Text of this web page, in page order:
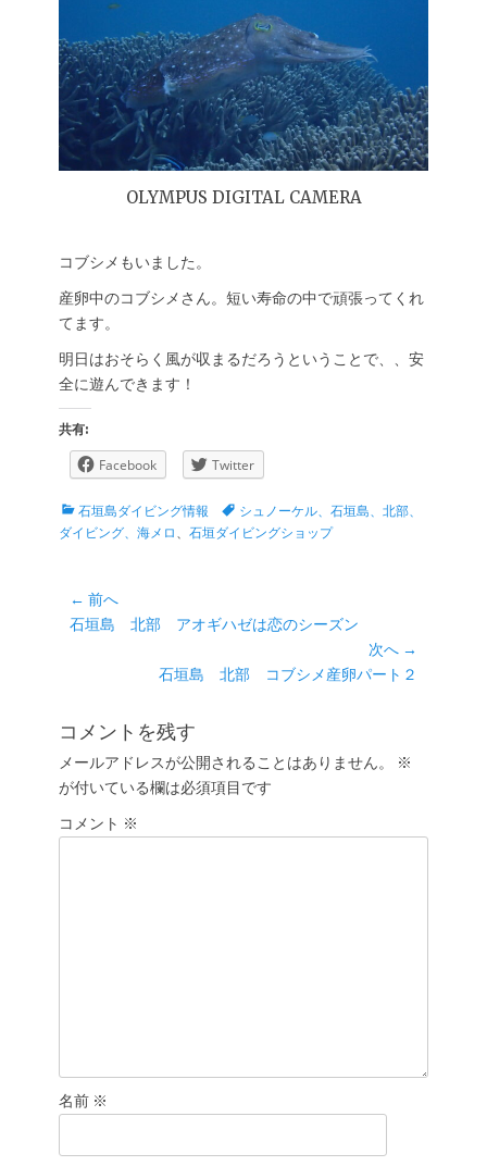
OLYMPUS DIGITAL CAMERA
コブシメもいました。
産卵中のコブシメさん。短い寿命の中で頑張ってくれ
てます。
明日はおそらく風が収まるだろうということで、、安
全に遊んできます！
共有:
Facebook Twitter
カ
テ
石垣島ダイビング情報
タ
グ
シュノーケル、石垣島、北部、
ダイビング、海メロ 、 石垣ダイビングショップ
投
稿
ー
シ
ョ
ン
← 前へ
前
石垣島 北部 アオギハゼは恋のシーズン
次へ →
投
石垣島 北部 コブシメ産卵パート２
コメントを残す
メールアドレスが公開されることはありません。
※
が付いている欄は必須項目です
コメント ※
名前 ※